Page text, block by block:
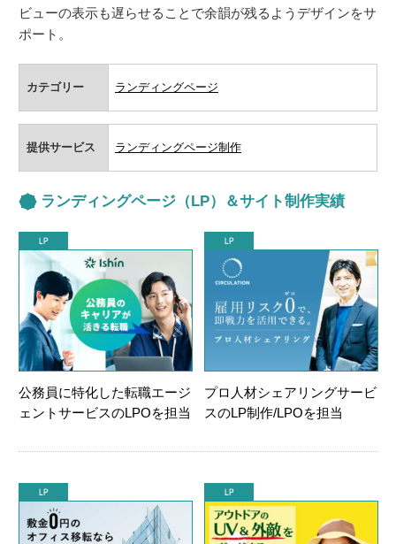
ビューの表示も遅らせることで余韻が残るようデザインをサ
ポート。
カテゴリー ランディングページ
提供サービス ランディングページ制作
ランディングページ（LP）＆サイト制作実績
公務員に特化した転職エージ
ェントサービスのLPOを担当
プロ人材シェアリングサービ
スのLP制作/LPOを担当